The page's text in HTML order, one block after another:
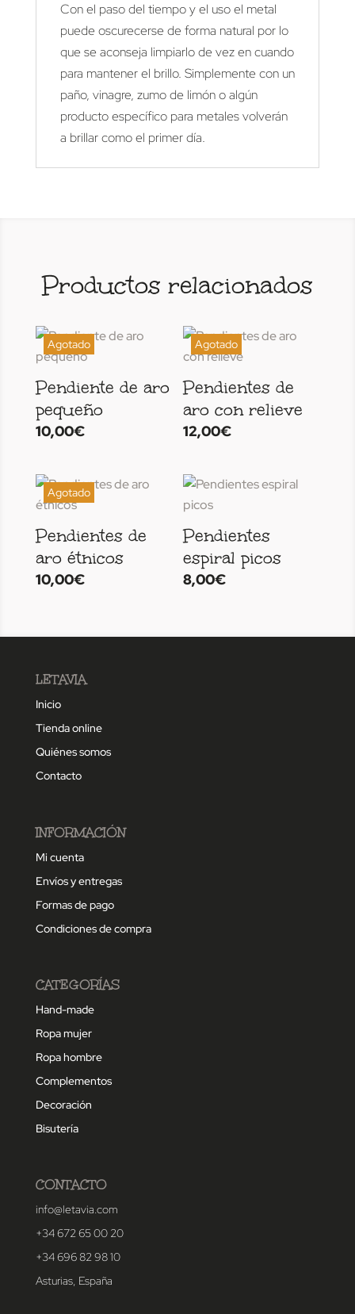
Con el paso del tiempo y el uso el metal
puede oscurecerse de forma natural por lo
que se aconseja limpiarlo de vez en cuando
para mantener el brillo. Simplemente con un
paño, vinagre, zumo de limón o algún
producto específico para metales volverán
a brillar como el primer día.
Productos relacionados
Pendiente de aro
pequeño
10,00€
Pendientes de
aro con relieve
12,00€
Pendientes de
aro étnicos
10,00€
Pendientes
espiral picos
8,00€
LETAVIA
Inicio
Tienda online
Quiénes somos
Contacto
INFORMACIÓN
Mi cuenta
Envíos y entregas
Formas de pago
Condiciones de compra
CATEGORÍAS
Hand-made
Ropa mujer
Ropa hombre
Complementos
Decoración
Bisutería
CONTACTO
info@letavia.com
+34 672 65 00 20
+34 696 82 98 10
Asturias, España